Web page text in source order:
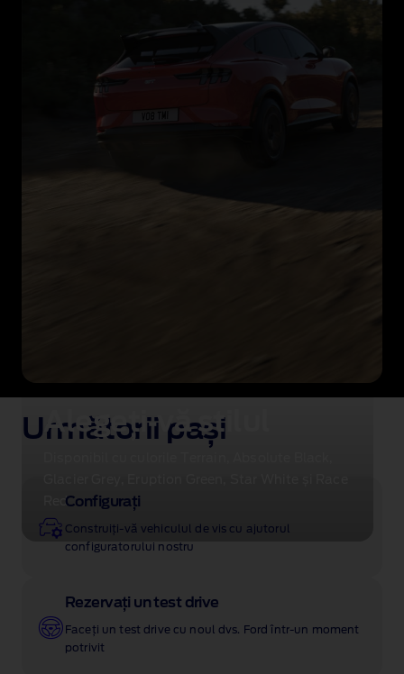
Alegeți‑vă stilul
Red.
Următorii pași
Configurați
Construiți‑vă vehiculul de vis cu ajutorul
configuratorului nostru
Rezervați un test drive
Faceți un test drive cu noul dvs. Ford într‑un moment
potrivit